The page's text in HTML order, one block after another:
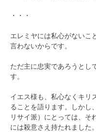
・・・
エレミヤには私心がないこ
言わないからです。
ただ主に忠実であろうとし
す。
イエス様も、私心なくキリ
ることを語ります。しかし
リサイ派）にとっては、そ
には殺意さえ持たれました。